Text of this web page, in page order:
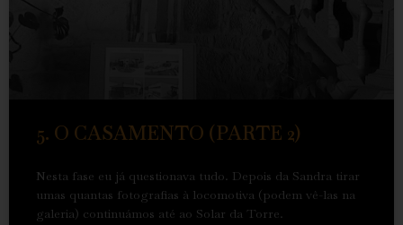
5. O CASAMENTO (PARTE 2)
Nesta fase eu já questionava tudo. Depois da Sandra tirar
umas quantas fotografias à locomotiva (podem vê-las na
galeria) continuámos até ao Solar da Torre.